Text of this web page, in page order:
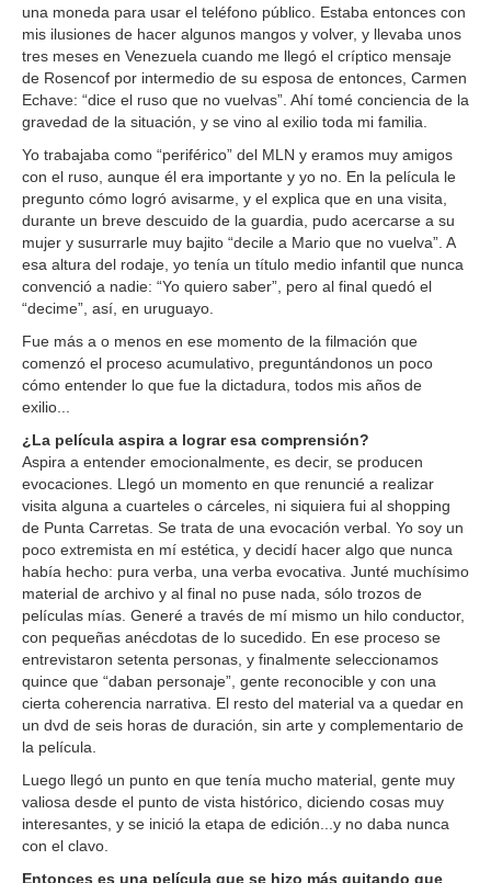
una moneda para usar el teléfono público. Estaba entonces con
mis ilusiones de hacer algunos mangos y volver, y llevaba unos
tres meses en Venezuela cuando me llegó el críptico mensaje
de Rosencof por intermedio de su esposa de entonces, Carmen
Echave: “dice el ruso que no vuelvas”. Ahí tomé conciencia de la
gravedad de la situación, y se vino al exilio toda mi familia.
Yo trabajaba como “periférico” del MLN y eramos muy amigos
con el ruso, aunque él era importante y yo no. En la película le
pregunto cómo logró avisarme, y el explica que en una visita,
durante un breve descuido de la guardia, pudo acercarse a su
mujer y susurrarle muy bajito “decile a Mario que no vuelva”. A
esa altura del rodaje, yo tenía un título medio infantil que nunca
convenció a nadie: “Yo quiero saber”, pero al final quedó el
“decime”, así, en uruguayo.
Fue más a o menos en ese momento de la filmación que
comenzó el proceso acumulativo, preguntándonos un poco
cómo entender lo que fue la dictadura, todos mis años de
exilio...
¿La película aspira a lograr esa comprensión?
Aspira a entender emocionalmente, es decir, se producen
evocaciones. Llegó un momento en que renuncié a realizar
visita alguna a cuarteles o cárceles, ni siquiera fui al shopping
de Punta Carretas. Se trata de una evocación verbal. Yo soy un
poco extremista en mí estética, y decidí hacer algo que nunca
había hecho: pura verba, una verba evocativa. Junté muchísimo
material de archivo y al final no puse nada, sólo trozos de
películas mías. Generé a través de mí mismo un hilo conductor,
con pequeñas anécdotas de lo sucedido. En ese proceso se
entrevistaron setenta personas, y finalmente seleccionamos
quince que “daban personaje”, gente reconocible y con una
cierta coherencia narrativa. El resto del material va a quedar en
un dvd de seis horas de duración, sin arte y complementario de
la película.
Luego llegó un punto en que tenía mucho material, gente muy
valiosa desde el punto de vista histórico, diciendo cosas muy
interesantes, y se inició la etapa de edición...y no daba nunca
con el clavo.
Entonces es una película que se hizo más quitando que